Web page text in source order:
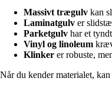
Massivt trægulv kan
Laminatgulv er
Parketgulv har et
Vinyl og linoleum
Klinker er robuste,
Når du kender materialet,